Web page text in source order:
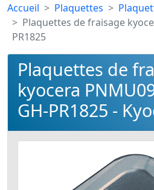
Accueil Plaquettes
Plaquettes de fraisage
PR1825
Plaquettes de
kyocera
GH-PR1825 -